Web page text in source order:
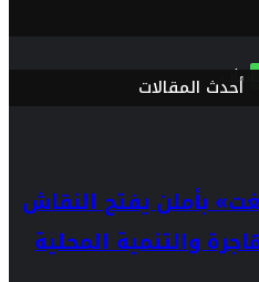
أحدث المقالات
بأملن يفتح النقاش
والتنمية المحلية